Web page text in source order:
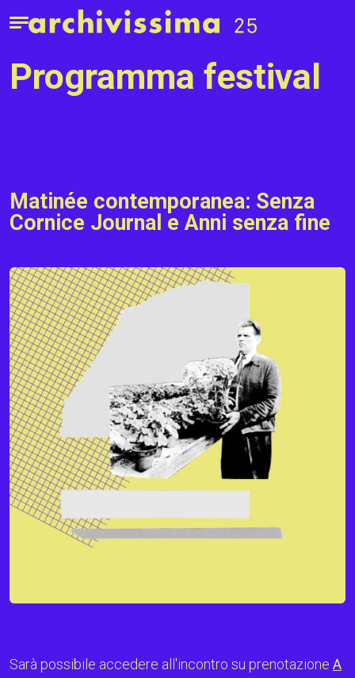
Home page
Apri il menu
programma festival
Matinée contemporanea: Senza
Cornice Journal e Anni senza fine
Sarà possibile accedere all'incontro su prenotazione A